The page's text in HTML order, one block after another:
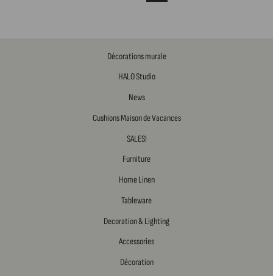
Décorations murale
HALO Studio
News
Cushions Maison de Vacances
SALES!
Furniture
Home Linen
Tableware
Decoration & Lighting
Accessories
Décoration